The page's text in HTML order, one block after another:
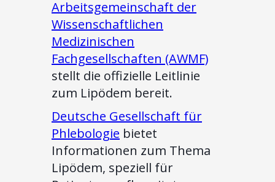
Arbeitsgemeinschaft der
Wissenschaftlichen
Medizinischen
Fachgesellschaften (AWMF)
stellt die offizielle Leitlinie
zum Lipödem bereit.
Deutsche Gesellschaft für
Phlebologie bietet
Informationen zum Thema
Lipödem, speziell für